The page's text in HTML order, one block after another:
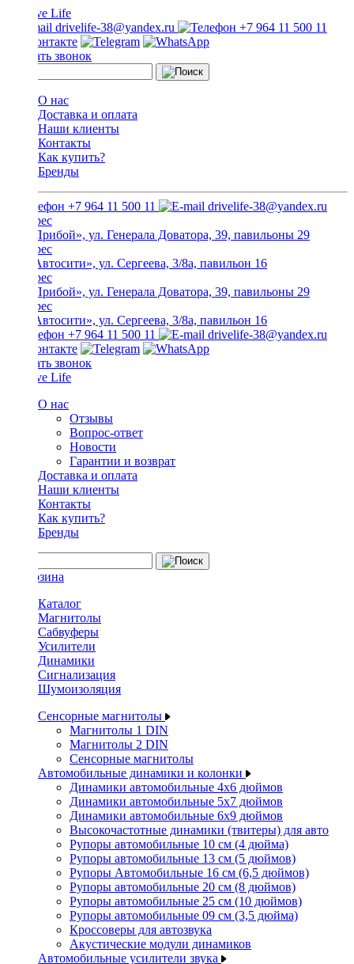
drivelife-38@yandex.ru +7 964 11 500 11
Заказать звонок
О нас
Доставка и оплата
Наши клиенты
Контакты
Как купить?
Бренды
+7 964 11 500 11 drivelife-38@yandex.ru
ТЦ «Прибой», ул. Генерала Доватора, 39, павильоны 29
ТЦ «Автосити», ул. Сергеева, 3/8а, павильон 16
ТЦ «Прибой», ул. Генерала Доватора, 39, павильоны 29
ТЦ «Автосити», ул. Сергеева, 3/8а, павильон 16
+7 964 11 500 11
drivelife-38@yandex.ru
Заказать звонок
О нас
Отзывы
Вопрос-ответ
Новости
Гарантии и возврат
Доставка и оплата
Наши клиенты
Контакты
Как купить?
Бренды
Каталог
Магнитолы
Сабвуферы
Усилители
Динамики
Сигнализация
Шумоизоляция
Сенсорные магнитолы
Магнитолы 1 DIN
Магнитолы 2 DIN
Сенсорные магнитолы
Автомобильные динамики и колонки
Динамики автомобильные 4x6 дюймов
Динамики автомобильные 5x7 дюймов
Динамики автомобильные 6x9 дюймов
Высокочастотные динамики (твитеры) для авто
Рупоры автомобильные 10 см (4 дюйма)
Рупоры автомобильные 13 см (5 дюймов)
Рупоры Автомобильные 16 см (6,5 дюймов)
Рупоры автомобильные 20 см (8 дюймов)
Рупоры автомобильные 25 см (10 дюймов)
Рупоры автомобильные 09 см (3,5 дюйма)
Кроссоверы для автозвука
Акустические модули динамиков
Автомобильные усилители звука